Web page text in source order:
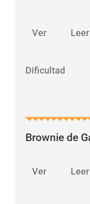
…Ver Leer
Dificultad
Brownie de
…Ver Leer